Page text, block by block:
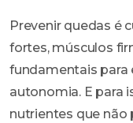
Prevenir quedas é
fortes, músculos
fundamentais para
autonomia. E para
nutrientes que não